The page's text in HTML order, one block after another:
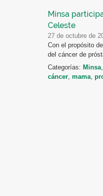
Minsa
Celeste
27 de octubre de
Con el propósito
del cáncer de
Categorías: Minsa
cáncer mama